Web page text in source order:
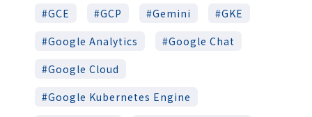
GCE
GCP Gemini
GKE
Google Analytics
Google Chat
Google Cloud
Google Kubernetes Engine